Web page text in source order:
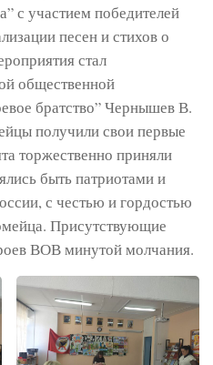
с участием победителей
песен и стихов о
стал
общественной
братство” Чернышев В.
получили свои первые
торжественно приняли
быть патриотами и
с честью и гордостью
Присутствующие
ВОВ минутой молчания.